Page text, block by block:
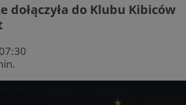
dołączyła do Klubu Kibiców